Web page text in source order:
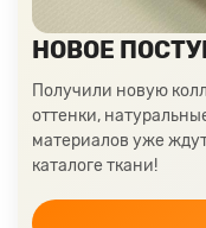
НОВОЕ
Получили новую
оттенки,
материалов уже
каталоге ткани!